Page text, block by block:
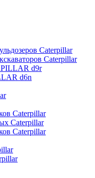
Caterpillar
Caterpillar
d9r
d6n
Caterpillar
Caterpillar
Caterpillar